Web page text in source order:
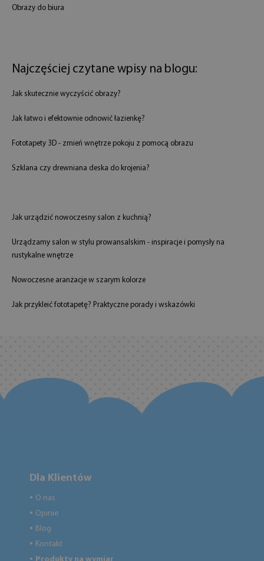
Obrazy do biura
Najczęściej czytane wpisy na blogu:
Jak skutecznie wyczyścić obrazy?
Jak łatwo i efektownie odnowić łazienkę?
Fototapety 3D - zmień wnętrze pokoju z pomocą obrazu
Szklana czy drewniana deska do krojenia?
Jak urządzić nowoczesny salon z kuchnią?
Urządzamy salon w stylu prowansalskim - inspiracje i pomysły na
rustykalne wnętrze
Nowoczesne aranżacje w szarym kolorze
Jak przykleić fototapetę? Praktyczne porady i wskazówki
Dla Klientów
● O nas
● Opinie
● Blog
● Kontakt
●